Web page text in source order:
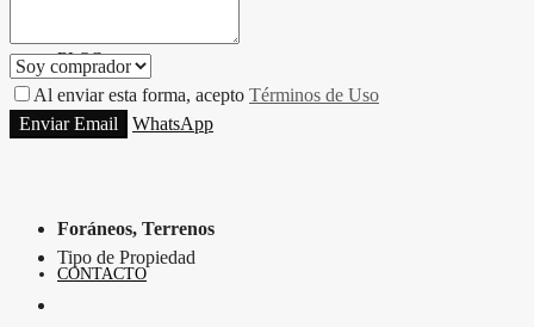
BLOG
CONTACTO
Al enviar esta forma, acepto Términos de Uso
Enviar Email
WhatsApp
Foráneos, Terrenos
Tipo de Propiedad